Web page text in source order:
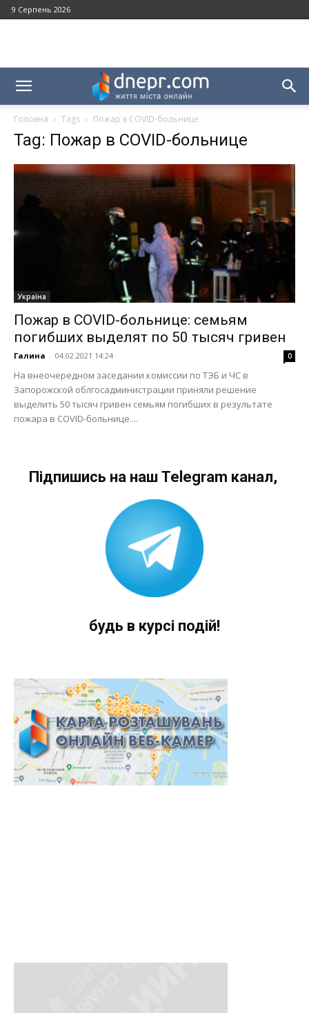
9 Серпень 2026
Головна Tags Пожар в COVID-больнице
Tag: Пожар в COVID-больнице
Україна
Пожар в COVID-больнице: семьям
погибших выделят по 50 тысяч гривен
Галина - 04.02.2021 14:24 0
На внеочередном заседании комиссии по ТЭБ и ЧС в
Запорожской облгосадминистрации приняли решение
выделить 50 тысяч гривен семьям погибших в результате
пожара в COVID-больнице....
Підпишись на наш Telegram канал,
будь в курсі подій!